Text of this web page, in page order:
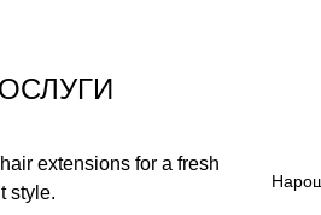
співачка, композитор